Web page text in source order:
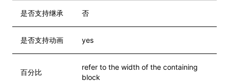
是否支持继承 否
是否支持动画 yes
百分比
refer to the width of the containing
block